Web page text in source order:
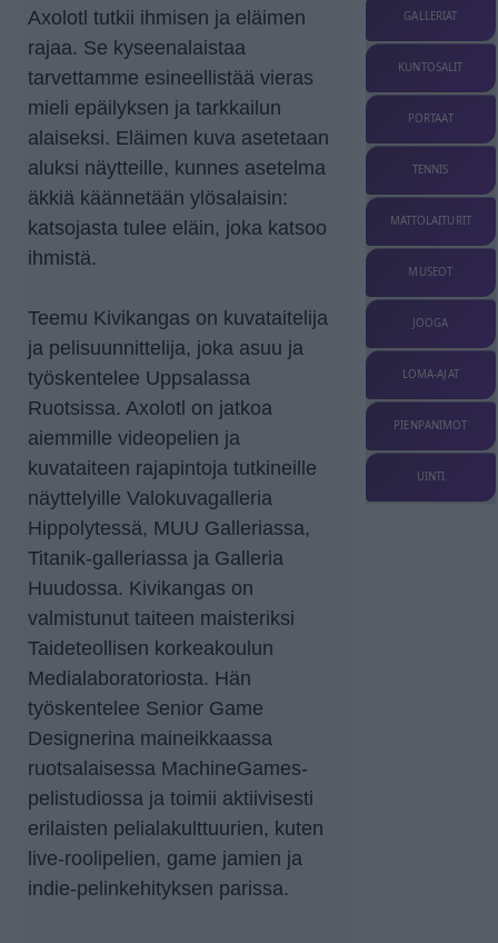
Axolotl tutkii ihmisen ja eläimen
rajaa. Se kyseenalaistaa
tarvettamme esineellistää vieras
mieli epäilyksen ja tarkkailun
alaiseksi. Eläimen kuva asetetaan
aluksi näytteille, kunnes asetelma
äkkiä käännetään ylösalaisin:
katsojasta tulee eläin, joka katsoo
ihmistä.
Teemu Kivikangas on kuvataitelija
ja pelisuunnittelija, joka asuu ja
työskentelee Uppsalassa
Ruotsissa. Axolotl on jatkoa
aiemmille videopelien ja
kuvataiteen rajapintoja tutkineille
näyttelyille Valokuvagalleria
Hippolytessä, MUU Galleriassa,
Titanik-galleriassa ja Galleria
Huudossa. Kivikangas on
valmistunut taiteen maisteriksi
Taideteollisen korkeakoulun
Medialaboratoriosta. Hän
työskentelee Senior Game
Designerina maineikkaassa
ruotsalaisessa MachineGames-
pelistudiossa ja toimii aktiivisesti
erilaisten pelialakulttuurien, kuten
live-roolipelien, game jamien ja
indie-pelinkehityksen parissa.
GALLERIAT
KUNTOSALIT
PORTAAT
TENNIS
MATTOLAITURIT
MUSEOT
JOOGA
LOMA-AJAT
PIENPANIMOT
UINTI